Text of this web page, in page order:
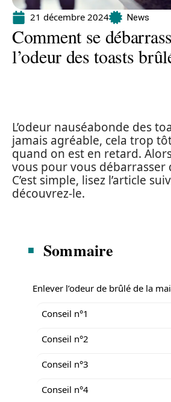
21 décembre 2024 News
Comment se
l’odeur des toasts
L’odeur nauséabonde des
jamais agréable, cela trop
quand on est en retard.
vous pour vous débarrasser
C’est simple, lisez l’article
découvrez-le.
Sommaire
Enlever l’odeur de brûlé de la
Conseil n°1
Conseil n°2
Conseil n°3
Conseil n°4